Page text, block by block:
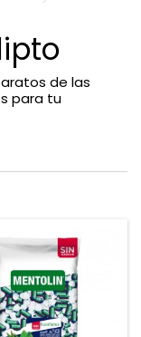
de las
para tu